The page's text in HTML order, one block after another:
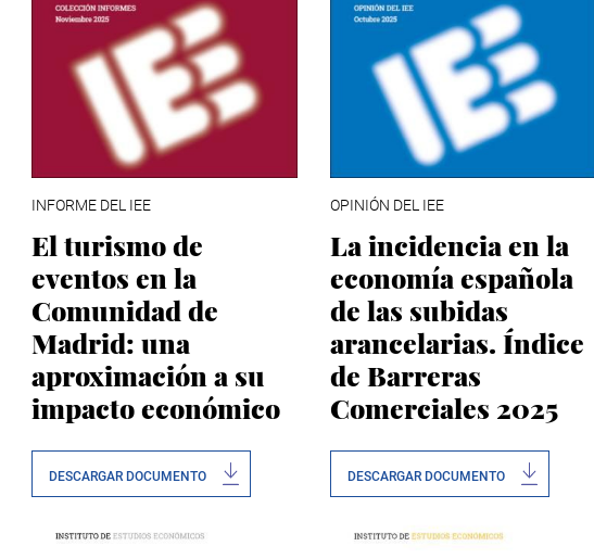
INFORME DEL IEE
El turismo de
eventos en la
Comunidad de
Madrid: una
aproximación a su
impacto económico
DESCARGAR DOCUMENTO
OPINIÓN DEL IEE
La incidencia en la
economía española
de las subidas
arancelarias. Índice
de Barreras
Comerciales 2025
DESCARGAR DOCUMENTO